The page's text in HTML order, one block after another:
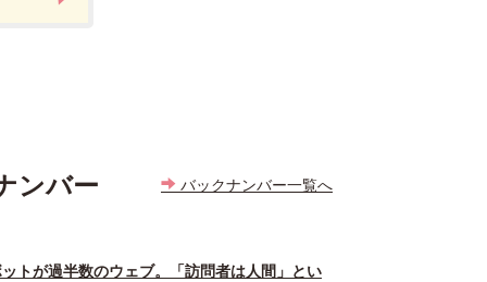
ンバー
ットが過半数のウェブ。「訪問者は人間」とい
バックナンバー一覧へ